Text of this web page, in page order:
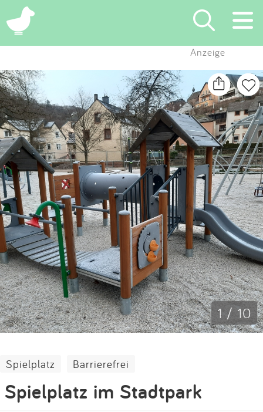
×
Suchen
Eintragen
App
Blog
Partner
Kontakt
Impressum
Anmelden
Anzeige
1 / 10
Spielplatz Barrierefrei
Spielplatz im Stadtpark